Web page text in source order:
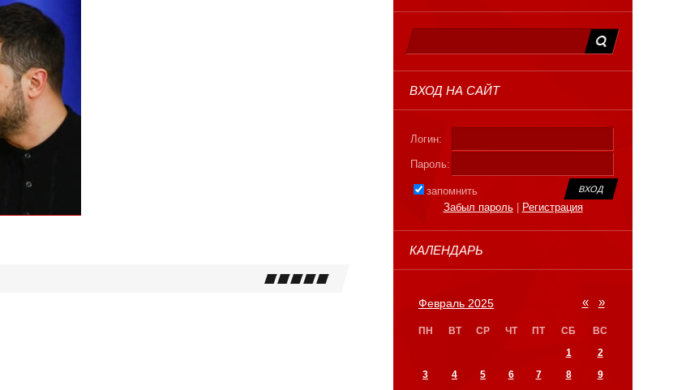
ВХОД НА САЙТ
Логин:
Пароль:
запомнить
Забыл пароль| Регистрация
КАЛЕНДАРЬ
«
Февраль 2025 »
ПН ВТ СР ЧТ ПТ СБ
ВС
1
2
3
4 5 6 7 8
9